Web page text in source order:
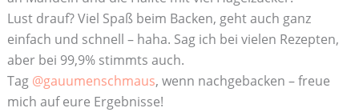
Lust drauf? Viel Spaß beim Backen, geht auch ganz
einfach und schnell – haha. Sag ich bei vielen Rezepten,
aber bei 99,9% stimmts auch.
Tag @gauumenschmaus, wenn nachgebacken – freue
mich auf eure Ergebnisse!